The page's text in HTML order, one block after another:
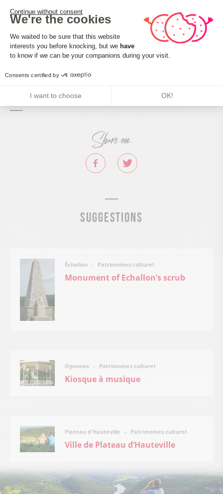
Nombre de pers. pouvant être accueillis en fauteuil
roulant : Aucune valeur
Descriptif handicap mental : Aucune valeur
Descriptif handicap moteur : Aucune valeur
Descriptif handicap visuel : Aucune valeur
Descriptif handicap auditif : Aucune valeur
Share on
Suggestions
Échallon Patrimoines culturel
Monument of Echallon’s scrub
Oyonnax Patrimoines culturel
Kiosque à musique
Plateau d'Hauteville Patrimoines culturel
Ville de Plateau d’Hauteville
Continue without consent
We're the cookies
Consent Management Platform:
We waited to be sure that this website
interests you before knocking, but we have
to know if we can be your companions during your visit.
Consents certified by
I want to choose OK!
Axeptio consent